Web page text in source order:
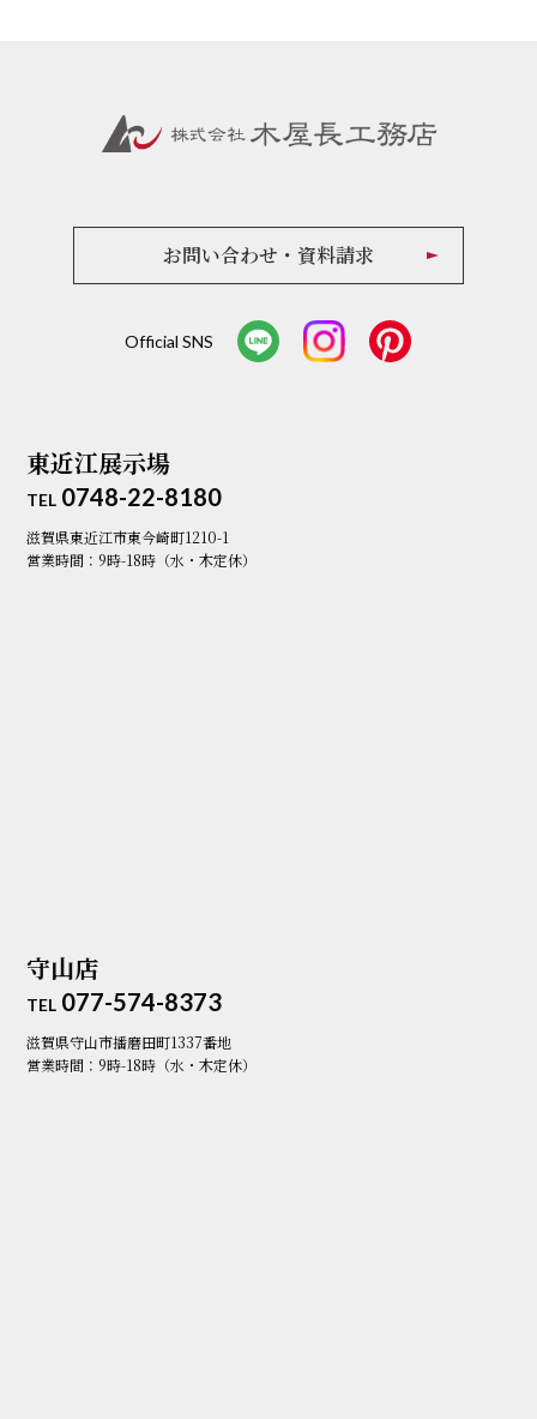
お問い合わせ・資料請求
Official SNS
東近江展示場
TEL 0748-22-8180
滋賀県東近江市東今崎町1210-1
営業時間：9時-18時（水・木定休）
守山店
TEL 077-574-8373
滋賀県守山市播磨田町1337番地
営業時間：9時-18時（水・木定休）